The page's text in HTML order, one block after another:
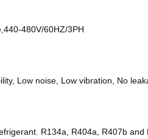
480V/60HZ/3PH
Low noise, Low vibration, No
R134a, R404a, R407b